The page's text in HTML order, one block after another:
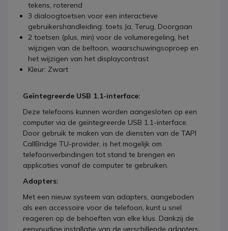
tekens, roterend
3 dialoogtoetsen voor een interactieve
gebruikershandleiding: toets Ja, Terug, Doorgaan
2 toetsen (plus, min) voor de volumeregeling, het
wijzigen van de beltoon, waarschuwingsoproep en
het wijzigen van het displaycontrast
Kleur: Zwart
Geïntegreerde USB 1.1-interface:
Deze telefoons kunnen worden aangesloten op een
computer via de geïntegreerde USB 1.1-interface.
Door gebruik te maken van de diensten van de TAPI
CallBridge TU-provider, is het mogelijk om
telefoonverbindingen tot stand te brengen en
applicaties vanaf de computer te gebruiken.
Adapters:
Met een nieuw systeem van adapters, aangeboden
als een accessoire voor de telefoon, kunt u snel
reageren op de behoeften van elke klus. Dankzij de
eenvoudige installatie van de verschillende adapters